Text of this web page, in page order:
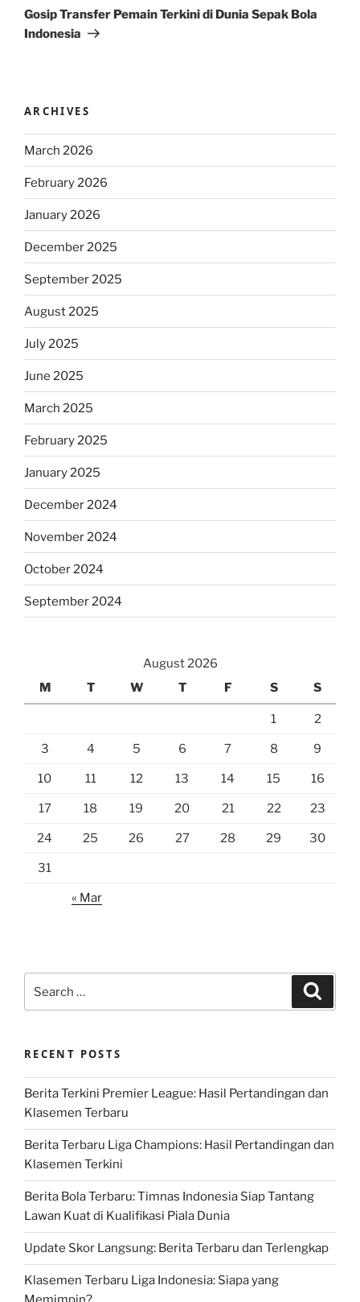
Post
Gosip Transfer Pemain Terkini di Dunia Sepak Bola
Indonesia
ARCHIVES
March 2026
February 2026
January 2026
December 2025
September 2025
August 2025
July 2025
June 2025
March 2025
February 2025
January 2025
December 2024
November 2024
October 2024
September 2024
August 2026
M
T W T F S S
1 2
3 4 5 6 7 8 9
10 11 12 13 14 15 16
17 18 19 20 21 22 23
24 25 26 27 28 29 30
31
« Mar
for:
RECENT POSTS
Berita Terkini Premier League: Hasil Pertandingan dan
Klasemen Terbaru
Berita Terbaru Liga Champions: Hasil Pertandingan dan
Klasemen Terkini
Berita Bola Terbaru: Timnas Indonesia Siap Tantang
Lawan Kuat di Kualifikasi Piala Dunia
Update Skor Langsung: Berita Terbaru dan Terlengkap
Klasemen Terbaru Liga Indonesia: Siapa yang